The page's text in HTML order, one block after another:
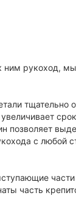
ним рукоход,
тщательно
позволяет
с любой
часть